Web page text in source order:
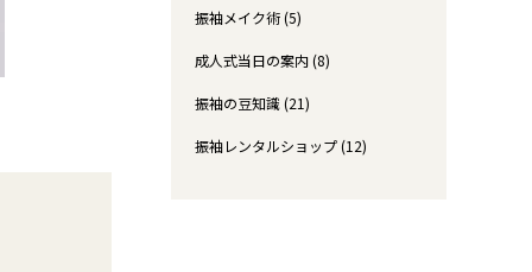
振袖メイク術 (5)
成人式当日の案内 (8)
振袖の豆知識 (21)
振袖レンタルショップ (12)